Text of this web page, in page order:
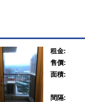
租金:
售價:
面積:
間隔: